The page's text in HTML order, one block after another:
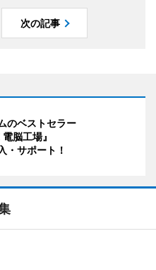
次の記事
のベストセラー
脳工場』
・サポート！